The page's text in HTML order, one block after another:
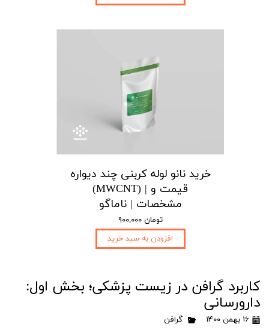
کاربرد گرافن در زیست پزشکی؛ بخش اول:
دارورسانی
۱۶ بهمن ۱۴۰۰ گرافن
خرید نانو لوله کربنی چند دیواره
(MWCNT) | قیمت و
مشخصات | ناماگو
۹۰۰,۰۰۰ تومان
افزودن به سبد خرید